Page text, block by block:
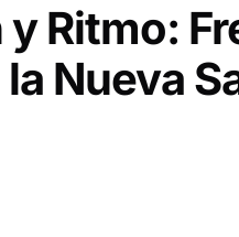
Ritmo:
Nueva